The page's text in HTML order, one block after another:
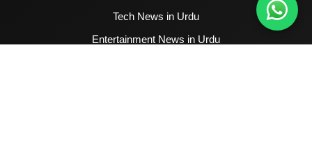
Tech News in Urdu
Entertainment News in Urdu